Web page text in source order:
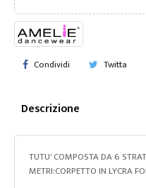
Condividi Twitta
Descrizione
TUTU' COMPOSTA DA 6
METRI:CORPETTO IN LYCRA